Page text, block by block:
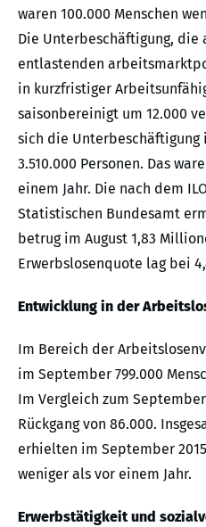
waren 100.000 Menschen
Die Unterbeschäftigung, die
entlastenden
in kurzfristiger
saisonbereinigt um 12.000
sich die Unterbeschäftigung
3.510.000 Personen. Das
einem Jahr. Die nach dem
Statistischen Bundesamt
betrug im August 1,83
Erwerbslosenquote lag bei
Entwicklung in der
Im Bereich der
im September 799.000
Im Vergleich zum
Rückgang von 86.000.
erhielten im September
weniger als vor einem Jahr.
Erwerbstätigkeit und